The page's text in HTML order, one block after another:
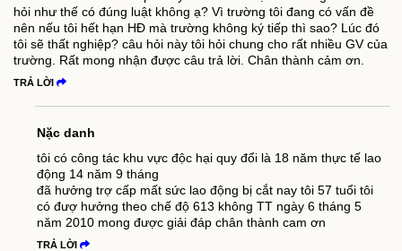
hỏi như thế có đúng luật không ạ? Vì trường tôi đang có vấn đề
nên nếu tôi hết hạn HĐ mà trường không ký tiếp thì sao? Lúc đó
tôi sẽ thất nghiệp? câu hỏi này tôi hỏi chung cho rất nhiều GV của
trường. Rất mong nhận được câu trả lời. Chân thành cảm ơn.
TRẢ LỜI
Nặc danh
tôi có công tác khu vực độc hại quy đổi là 18 năm thực tế lao
động 14 năm 9 tháng
đã hưởng trợ cấp mất sức lao động bị cắt nay tôi 57 tuổi tôi
có đượ hưởng theo chế độ 613 không TT ngày 6 tháng 5
năm 2010 mong được giải đáp chân thành cam ơn
TRẢ LỜI